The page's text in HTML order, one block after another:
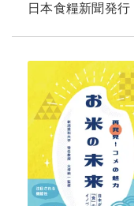
日本食糧新聞発行